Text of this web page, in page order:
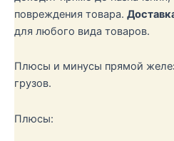
повреждения товара.
для любого вида товаров.
Плюсы и минусы прямой
грузов.
Плюсы: